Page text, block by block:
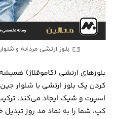
بلوز ارتشی مردانه و
بلوزهای ارتشی (کاموفلاژ)
کردن یک بلوز ارتشی با شلوار
اسپرت و شیک ایجاد می‌کند. ترکیب
کپ، شما را به نماد مد روز تبدیل